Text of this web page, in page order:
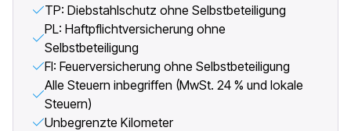
TP: Diebstahlschutz ohne Selbstbeteiligung
PL: Haftpflichtversicherung ohne
Selbstbeteiligung
FI: Feuerversicherung ohne Selbstbeteiligung
Alle Steuern inbegriffen (MwSt. 24 % und lokale
Steuern)
Unbegrenzte Kilometer